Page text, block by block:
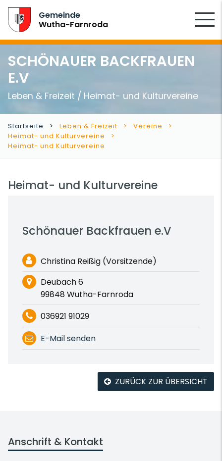
Gemeinde
Wutha-Farnroda
SCHÖNAUER BACKFRAUEN
E.V
Leben & Freizeit / Heimat- und Kulturvereine
Startseite Leben & Freizeit
Vereine
Heimat- und Kulturvereine
Heimat- und Kulturvereine
Heimat- und Kulturvereine
Schönauer Backfrauen e.V
Christina Reißig (Vorsitzende)
Deubach 6
99848 Wutha-Farnroda
036921 91029
E-Mail senden
ZURÜCK ZUR ÜBERSICHT
Anschrift & Kontakt